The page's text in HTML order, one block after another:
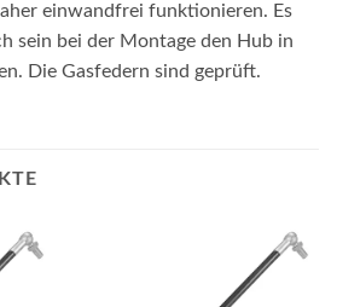
einwandfrei funktionieren. Es
sein bei der Montage den Hub in
Die Gasfedern sind geprüft.